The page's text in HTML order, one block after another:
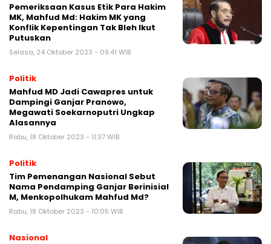
Pemeriksaan Kasus Etik Para Hakim
MK, Mahfud Md: Hakim MK yang
Konflik Kepentingan Tak Bleh Ikut
Putuskan
Selasa, 24 Oktober 2023 - 09:41 WIB
Politik
Mahfud MD Jadi Cawapres untuk
Dampingi Ganjar Pranowo,
Megawati Soekarnoputri Ungkap
Alasannya
Rabu, 18 Oktober 2023 - 11:37 WIB
Politik
Tim Pemenangan Nasional Sebut
Nama Pendamping Ganjar Berinisial
M, Menkopolhukam Mahfud Md?
Rabu, 18 Oktober 2023 - 10:05 WIB
Nasional